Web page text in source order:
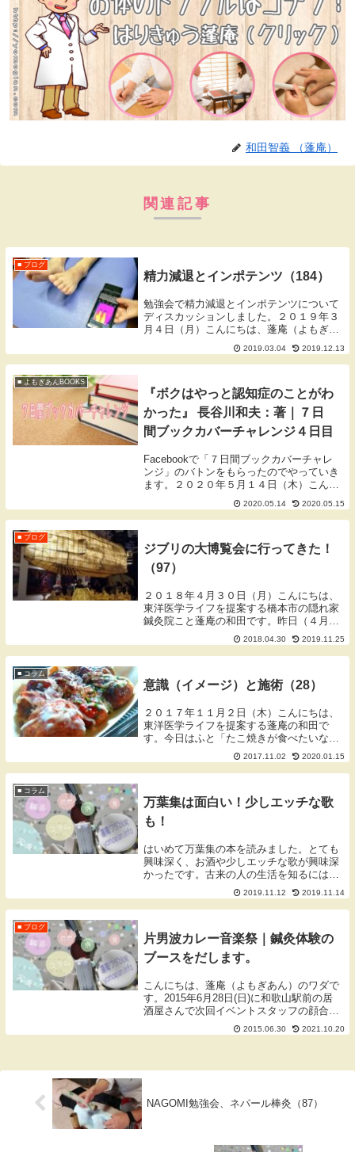
和田智義 （蓬庵）
関連記事
■ ブログ
精力減退とインポテンツ（184）
勉強会で精力減退とインポテンツについて
ディスカッションしました。２０１９年３
月４日（月）こんにちは、蓬庵（よもぎあ
ん）の和田です。鍼灸チーム『NAGOMI』
勉強会概要昨日の日曜日は代表をしている
鍼灸チーム『NAGOMI』の勉強会でした。
2019.03.04 2019.12.13
■ よもぎあんBOOKS
『ボクはやっと認知症のことがわ
かった』 長谷川和夫：著｜７日
間ブックカバーチャレンジ４日目
Facebookで「７日間ブックカバーチャレ
ンジ」のバトンをもらったのでやっていき
ます。２０２０年５月１４日（木）こんに
ちは、和歌山県橋本市の鍼灸師ワダです。
ブログをご覧いただきありがとうございま
す。７日間ブックカバーチャレンジ概要７
2020.05.14 2020.05.15
■ ブログ
ジブリの大博覧会に行ってきた！
（97）
２０１８年４月３０日（月）こんにちは、
東洋医学ライフを提案する橋本市の隠れ家
鍼灸院こと蓬庵の和田です。昨日（４月２
９日）に兵庫県立美術館でやっている「ジ
ブリの大博覧会」に行ってきました。２０
１８年７月１日までやっていますので、ま
2018.04.30 2019.11.25
■ コラム
意識（イメージ）と施術（28）
２０１７年１１月２日（木）こんにちは、
東洋医学ライフを提案する蓬庵の和田で
す。今日はふと「たこ焼きが食べたいな
ぁ」とおもったら、伝わったのか用事でこ
られた患者様から差し入りれをいただきま
した。その患者様は食べたいものを察する
2017.11.02 2020.01.15
■ コラム
万葉集は面白い！少しエッチな歌
も！
はいめて万葉集の本を読みました。とても
興味深く、お酒や少しエッチな歌が興味深
かったです。古来の人の生活を知るには必
須だと思いました。
2019.11.12 2019.11.14
■ ブログ
片男波カレー音楽祭｜鍼灸体験の
ブースをだします。
こんにちは、蓬庵（よもぎあん）のワダで
す。2015年6月28日(日)に和歌山駅前の居
酒屋さんで次回イベントスタッフの顔合わ
せ兼、打ち合わせを行ってきました。次回
イベントは8月23日に片男波海水浴場で行
2015.06.30 2021.10.20
NAGOMI勉強会、ネパール棒灸（87）